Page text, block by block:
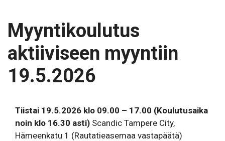
Myyntikoulutus
aktiiviseen myyntiin
19.5.2026
Tiistai 19.5.2026 klo 09.00 – 17.00 (Koulutusaika
noin klo 16.30 asti) Scandic Tampere City,
Hämeenkatu 1 (Rautatieasemaa vastapäätä)